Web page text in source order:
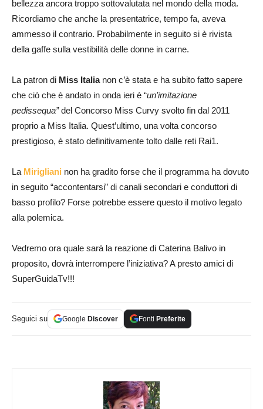
bellezza ancora troppo sottovalutata nel mondo della moda.
Ricordiamo che anche la presentatrice, tempo fa, aveva
ammesso il contrario. Probabilmente in seguito si è rivista
della gaffe sulla vestibilità delle donne in carne.
La patron di Miss Italianon c’è stata e ha subito fatto sapere
che ciò che è andato in onda ieri è “un’imitazione
pedissequa”del Concorso Miss Curvy svolto fin dal 2011
proprio a Miss Italia. Quest’ultimo, una volta concorso
prestigioso, è stato definitivamente tolto dalle reti Rai1.
La Mirigliani non ha gradito forse che il programma ha dovuto
in seguito “accontentarsi” di canali secondari e conduttori di
basso profilo? Forse potrebbe essere questo il motivo legato
alla polemica.
Vedremo ora quale sarà la reazione di Caterina Balivo in
proposito, dovrà interrompere l’iniziativa? A presto amici di
SuperGuidaTv!!!
Seguici su Google Discover Fonti Preferite